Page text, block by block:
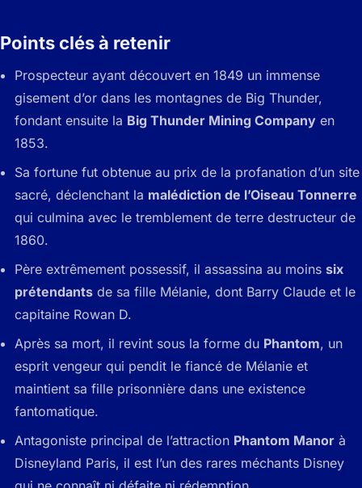
Points clés à retenir
Prospecteur ayant découvert en 1849 un immense
gisement d’or dans les montagnes de Big Thunder,
fondant ensuite la Big Thunder Mining Company en
1853.
Sa fortune fut obtenue au prix de la profanation d’un site
sacré, déclenchant la malédiction de l’Oiseau Tonnerre
qui culmina avec le tremblement de terre destructeur de
1860.
Père extrêmement possessif, il assassina au moins six
prétendants de sa fille Mélanie, dont Barry Claude et le
capitaine Rowan D.
Après sa mort, il revint sous la forme du Phantom, un
esprit vengeur qui pendit le fiancé de Mélanie et
maintient sa fille prisonnière dans une existence
fantomatique.
Antagoniste principal de l’attraction Phantom Manor à
Disneyland Paris, il est l’un des rares méchants Disney